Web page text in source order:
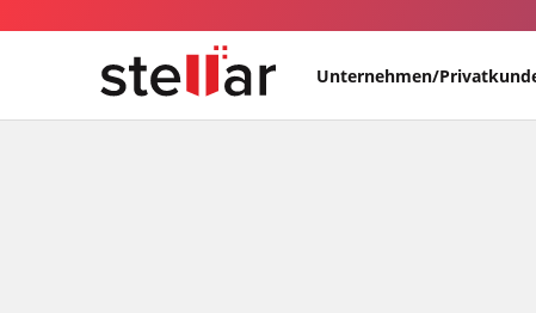
Unternehmen/